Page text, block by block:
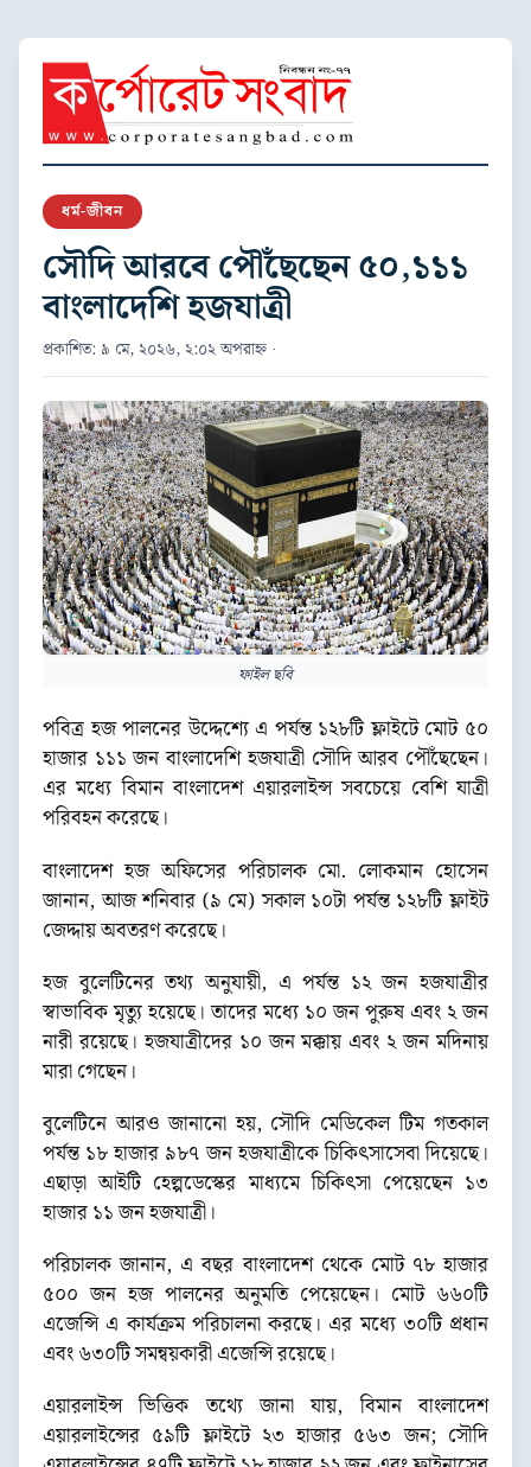
ধর্ম-জীবন
সৌদি আরবে পৌঁছেছেন ৫০,১১১
বাংলাদেশি হজযাত্রী
প্রকাশিত: ৯ মে, ২০২৬, ২:০২ অপরাহ্ন ·
ফাইল ছবি
পবিত্র হজ পালনের উদ্দেশ্যে এ পর্যন্ত ১২৮টি ফ্লাইটে মোট ৫০
হাজার ১১১ জন বাংলাদেশি হজযাত্রী সৌদি আরব পৌঁছেছেন।
এর মধ্যে বিমান বাংলাদেশ এয়ারলাইন্স সবচেয়ে বেশি যাত্রী
পরিবহন করেছে।
বাংলাদেশ হজ অফিসের পরিচালক মো. লোকমান হোসেন
জানান, আজ শনিবার (৯ মে) সকাল ১০টা পর্যন্ত ১২৮টি ফ্লাইট
জেদ্দায় অবতরণ করেছে।
হজ বুলেটিনের তথ্য অনুযায়ী, এ পর্যন্ত ১২ জন হজযাত্রীর
স্বাভাবিক মৃত্যু হয়েছে। তাদের মধ্যে ১০ জন পুরুষ এবং ২ জন
নারী রয়েছে। হজযাত্রীদের ১০ জন মক্কায় এবং ২ জন মদিনায়
মারা গেছেন।
বুলেটিনে আরও জানানো হয়, সৌদি মেডিকেল টিম গতকাল
পর্যন্ত ১৮ হাজার ৯৮৭ জন হজযাত্রীকে চিকিৎসাসেবা দিয়েছে।
এছাড়া আইটি হেল্পডেস্কের মাধ্যমে চিকিৎসা পেয়েছেন ১৩
হাজার ১১ জন হজযাত্রী।
পরিচালক জানান, এ বছর বাংলাদেশ থেকে মোট ৭৮ হাজার
৫০০ জন হজ পালনের অনুমতি পেয়েছেন। মোট ৬৬০টি
এজেন্সি এ কার্যক্রম পরিচালনা করছে। এর মধ্যে ৩০টি প্রধান
এবং ৬৩০টি সমন্বয়কারী এজেন্সি রয়েছে।
এয়ারলাইন্স ভিত্তিক তথ্যে জানা যায়, বিমান বাংলাদেশ
এয়ারলাইন্সের ৫৯টি ফ্লাইটে ২৩ হাজার ৫৬৩ জন; সৌদি